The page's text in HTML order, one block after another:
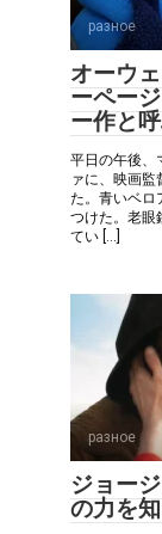
разное
オーウ
ーペー
ー作と
平日の午後、
ァに、映画
た。青いベロ
つけた。老眼
てい […]
разное
ジョー
の力を